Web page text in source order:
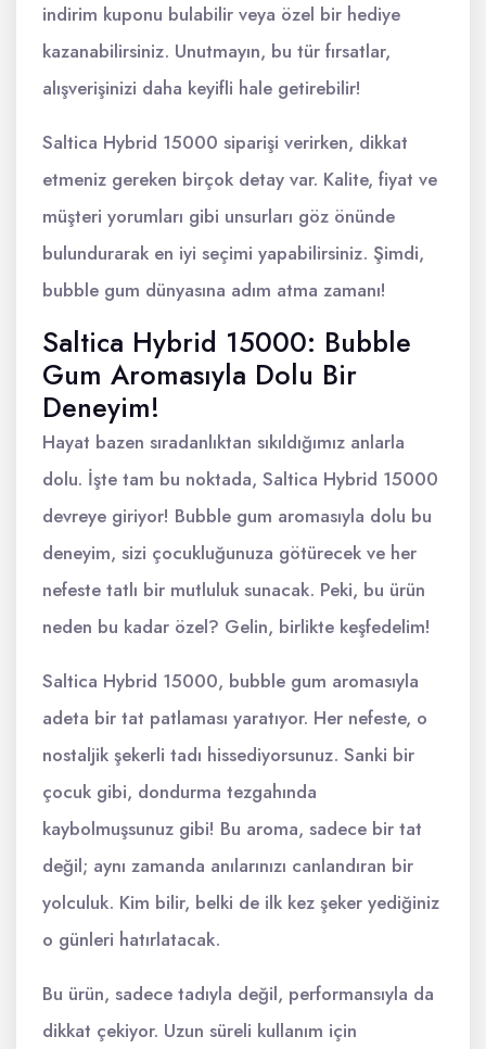
indirim kuponu bulabilir veya özel bir hediye
kazanabilirsiniz. Unutmayın, bu tür fırsatlar,
alışverişinizi daha keyifli hale getirebilir!
Saltica Hybrid 15000 siparişi verirken, dikkat
etmeniz gereken birçok detay var. Kalite, fiyat ve
müşteri yorumları gibi unsurları göz önünde
bulundurarak en iyi seçimi yapabilirsiniz. Şimdi,
bubble gum dünyasına adım atma zamanı!
Saltica Hybrid 15000: Bubble
Gum Aromasıyla Dolu Bir
Deneyim!
Hayat bazen sıradanlıktan sıkıldığımız anlarla
dolu. İşte tam bu noktada, Saltica Hybrid 15000
devreye giriyor! Bubble gum aromasıyla dolu bu
deneyim, sizi çocukluğunuza götürecek ve her
nefeste tatlı bir mutluluk sunacak. Peki, bu ürün
neden bu kadar özel? Gelin, birlikte keşfedelim!
Saltica Hybrid 15000, bubble gum aromasıyla
adeta bir tat patlaması yaratıyor. Her nefeste, o
nostaljik şekerli tadı hissediyorsunuz. Sanki bir
çocuk gibi, dondurma tezgahında
kaybolmuşsunuz gibi! Bu aroma, sadece bir tat
değil; aynı zamanda anılarınızı canlandıran bir
yolculuk. Kim bilir, belki de ilk kez şeker yediğiniz
o günleri hatırlatacak.
Bu ürün, sadece tadıyla değil, performansıyla da
dikkat çekiyor. Uzun süreli kullanım için